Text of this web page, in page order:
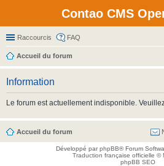
Contao CMS
Raccourcis FAQ
Accueil du forum
Information
Le forum est actuellement indisponible.
Accueil du forum
Développé parphpBB® Forum
Traduction française officielle ©
phpBB SEO